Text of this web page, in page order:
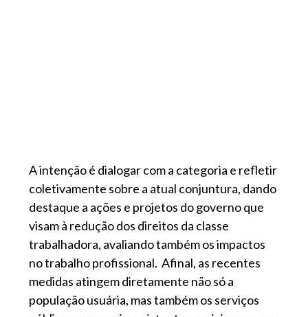
A intenção é dialogar com a categoria e refletir
coletivamente sobre a atual conjuntura, dando
destaque a ações e projetos do governo que
visam à redução dos direitos da classe
trabalhadora, avaliando também os impactos
no trabalho profissional. Afinal, as recentes
medidas atingem diretamente não só a
população usuária, mas também os serviços